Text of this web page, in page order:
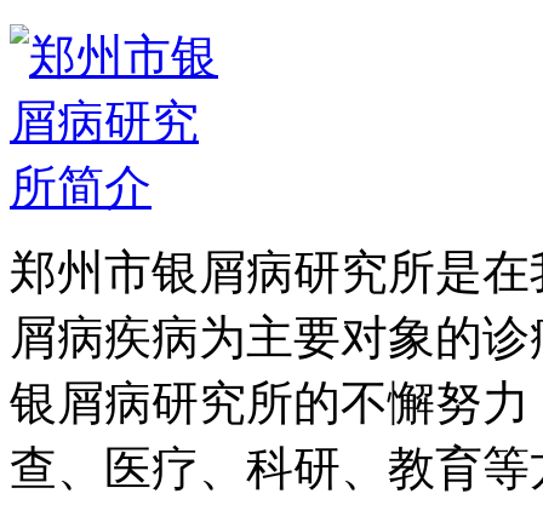
郑州市银屑病研究所是
屑病疾病为主要对象的
银屑病研究所的不懈努
查、医疗、科研、教育